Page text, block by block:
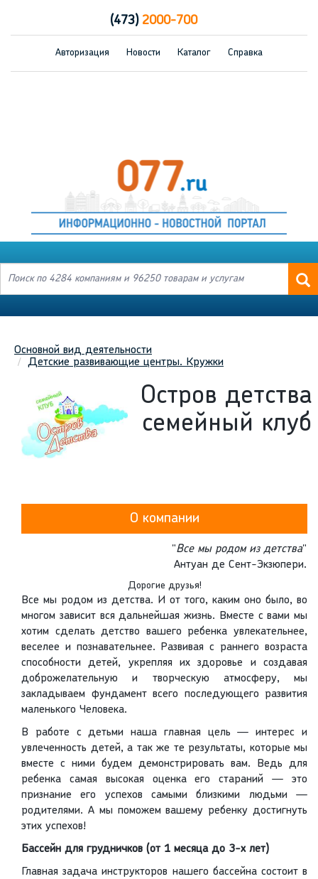
(473)2000-700
Авторизация Новости Каталог Справка
Основной вид деятельности
Детские развивающие центры. Кружки
Остров детства
семейный клуб
О компании
"Все мы родом из детства"
Антуан де Сент-Экзюпери.
Дорогие друзья!
Все мы родом из детства. И от того, каким оно было, во
многом зависит вся дальнейшая жизнь. Вместе с вами мы
хотим сделать детство вашего ребенка увлекательнее,
веселее и познавательнее. Развивая с раннего возраста
способности детей, укрепляя их здоровье и создавая
доброжелательную и творческую атмосферу, мы
закладываем фундамент всего последующего развития
маленького Человека.
В работе с детьми наша главная цель — интерес и
увлеченность детей, а так же те результаты, которые мы
вместе с ними будем демонстрировать вам. Ведь для
ребенка самая высокая оценка его стараний — это
признание его успехов самыми близкими людьми —
родителями. А мы поможем вашему ребенку достигнуть
этих успехов!
Бассейн для грудничков (от 1 месяца до 3-х лет)
Главная задача инструкторов нашего бассейна состоит в